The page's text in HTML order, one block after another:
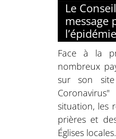
Le
message
Face à la
nombreux
sur son
situation, les
prières et
Églises locales.